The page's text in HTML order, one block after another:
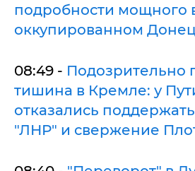
подробности мощного
оккупированном
08:49 - Подозрительно
тишина в Кремле: у
отказались
"ЛНР" и свержение